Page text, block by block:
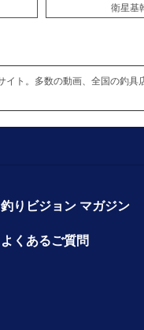
衛星基
ト。多数の動画、全国の釣具
釣りビジョン マガジン
よくあるご質問